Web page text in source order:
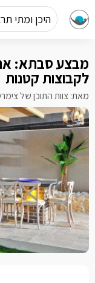
היכן ומתי
מבצע סבתא:
לקבוצות קטנות
מאת: צוות התוכן של